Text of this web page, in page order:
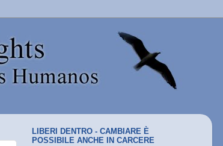
LIBERI DENTRO - CAMBIARE È
POSSIBILE ANCHE IN CARCERE